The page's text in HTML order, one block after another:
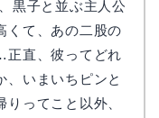
黒子と並ぶ主人公
くて、あの二股の
直、彼ってどれ
、いまいちピンと
ってこと以外、